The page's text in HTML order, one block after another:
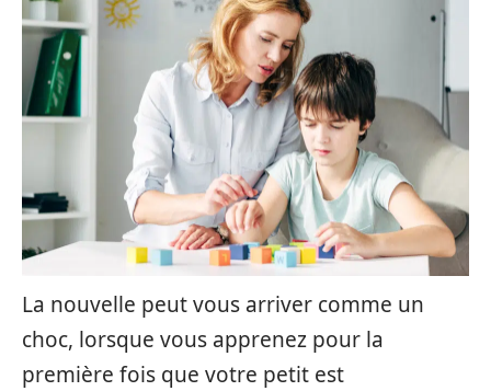
La nouvelle peut vous arriver comme un
choc, lorsque vous apprenez pour la
première fois que votre petit est